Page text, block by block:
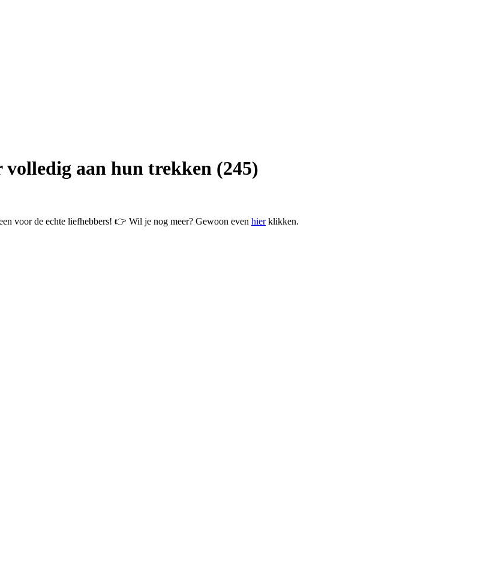
volledig aan hun trekken (245)
voor de echte liefhebbers! 👉 Wil je nog meer? Gewoon even hierklikken.